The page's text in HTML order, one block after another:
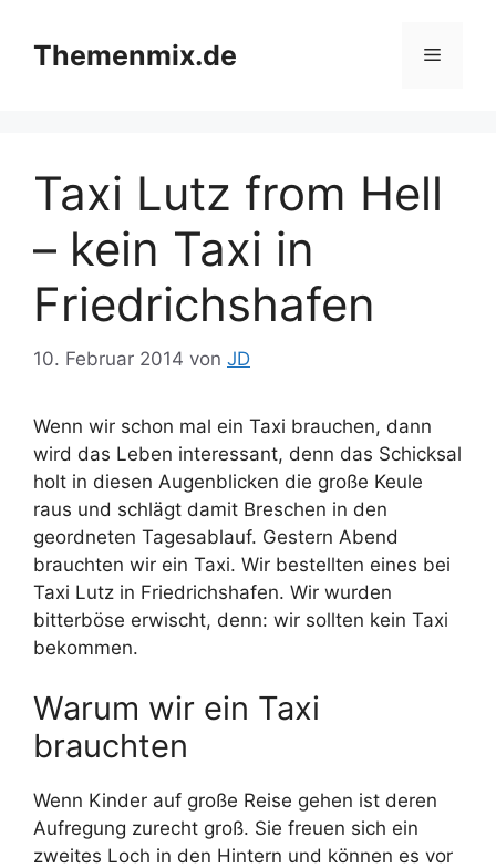
Inhalt
springen
Themenmix.de Menü
Taxi Lutz from Hell
– kein Taxi in
Friedrichshafen
10. Februar 2014 von JD
Wenn wir schon mal ein Taxi brauchen, dann
wird das Leben interessant, denn das Schicksal
holt in diesen Augenblicken die große Keule
raus und schlägt damit Breschen in den
geordneten Tagesablauf. Gestern Abend
brauchten wir ein Taxi. Wir bestellten eines bei
Taxi Lutz in Friedrichshafen. Wir wurden
bitterböse erwischt, denn: wir sollten kein Taxi
bekommen.
Warum wir ein Taxi
brauchten
Wenn Kinder auf große Reise gehen ist deren
Aufregung zurecht groß. Sie freuen sich ein
zweites Loch in den Hintern und können es vor